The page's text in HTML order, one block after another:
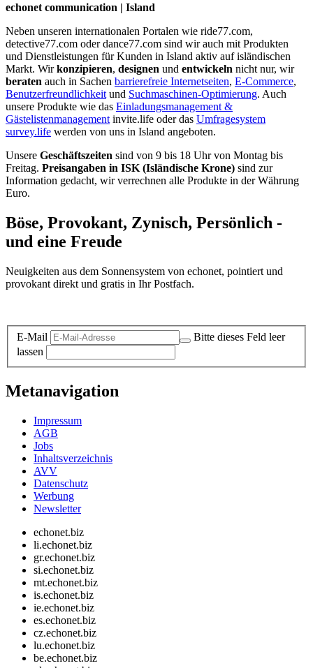
echonet communication | Island
Neben unseren internationalen Portalen wie ride77.com,
detective77.com oder dance77.com sind wir auch mit Produkten
und Dienstleistungen für Kunden in Island aktiv auf isländischen
Markt. Wirkonzipieren, designen und entwickeln nicht nur, wir
beraten auch in Sachen barrierefreie Internetseiten, E-Commerce,
Benutzerfreundlichkeit und Suchmaschinen-Optimierung. Auch
unsere Produkte wie das Einladungsmanagement &
Gästelistenmanagement invite.life oder das Umfragesystem
survey.life werden von uns in Island angeboten.
Unsere Geschäftszeiten sind von 9 bis 18 Uhr von Montag bis
Freitag. Preisangaben in ISK (Isländische Krone) sind zur
Information gedacht, wir verrechnen alle Produkte in der Währung
Euro.
Böse, Provokant, Zynisch, Persönlich -
und eine Freude
Neuigkeiten aus dem Sonnensystem von echonet, pointiert und
provokant direkt und gratis in Ihr Postfach.
E-Mail
Bitte dieses Feld leer
lassen
Metanavigation
Impressum
AGB
Jobs
Inhaltsverzeichnis
AVV
Datenschutz
Werbung
Newsletter
echonet.biz
li.echonet.biz
gr.echonet.biz
si.echonet.biz
mt.echonet.biz
is.echonet.biz
ie.echonet.biz
es.echonet.biz
cz.echonet.biz
lu.echonet.biz
be.echonet.biz